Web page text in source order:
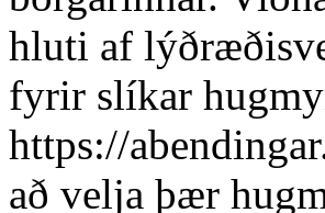
hluti af
fyrir slíkar
https://
að velja þær